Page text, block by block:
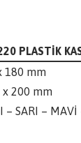
PLASTİK
180 mm
200 mm
– SARI – MAVİ